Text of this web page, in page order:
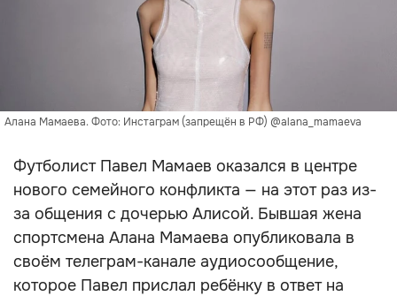
Алана Мамаева. Фото: Инстаграм (запрещён в РФ) @alana_mamaeva
Футболист Павел Мамаев оказался в центре
нового семейного конфликта — на этот раз из-
за общения с дочерью Алисой. Бывшая жена
спортсмена Алана Мамаева опубликовала в
своём телеграм-канале аудиосообщение,
которое Павел прислал ребёнку в ответ на